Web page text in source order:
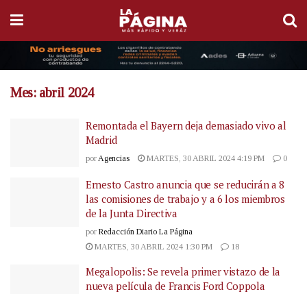
Mes: abril 2024
Remontada el Bayern deja demasiado vivo al
Madrid
por Agencias MARTES, 30 ABRIL 2024 4:19 PM 0
Ernesto Castro anuncia que se reducirán a 8
las comisiones de trabajo y a 6 los miembros
de la Junta Directiva
por Redacción Diario La Página
MARTES, 30 ABRIL 2024 1:30 PM
18
Megalopolis: Se revela primer vistazo de la
nueva película de Francis Ford Coppola